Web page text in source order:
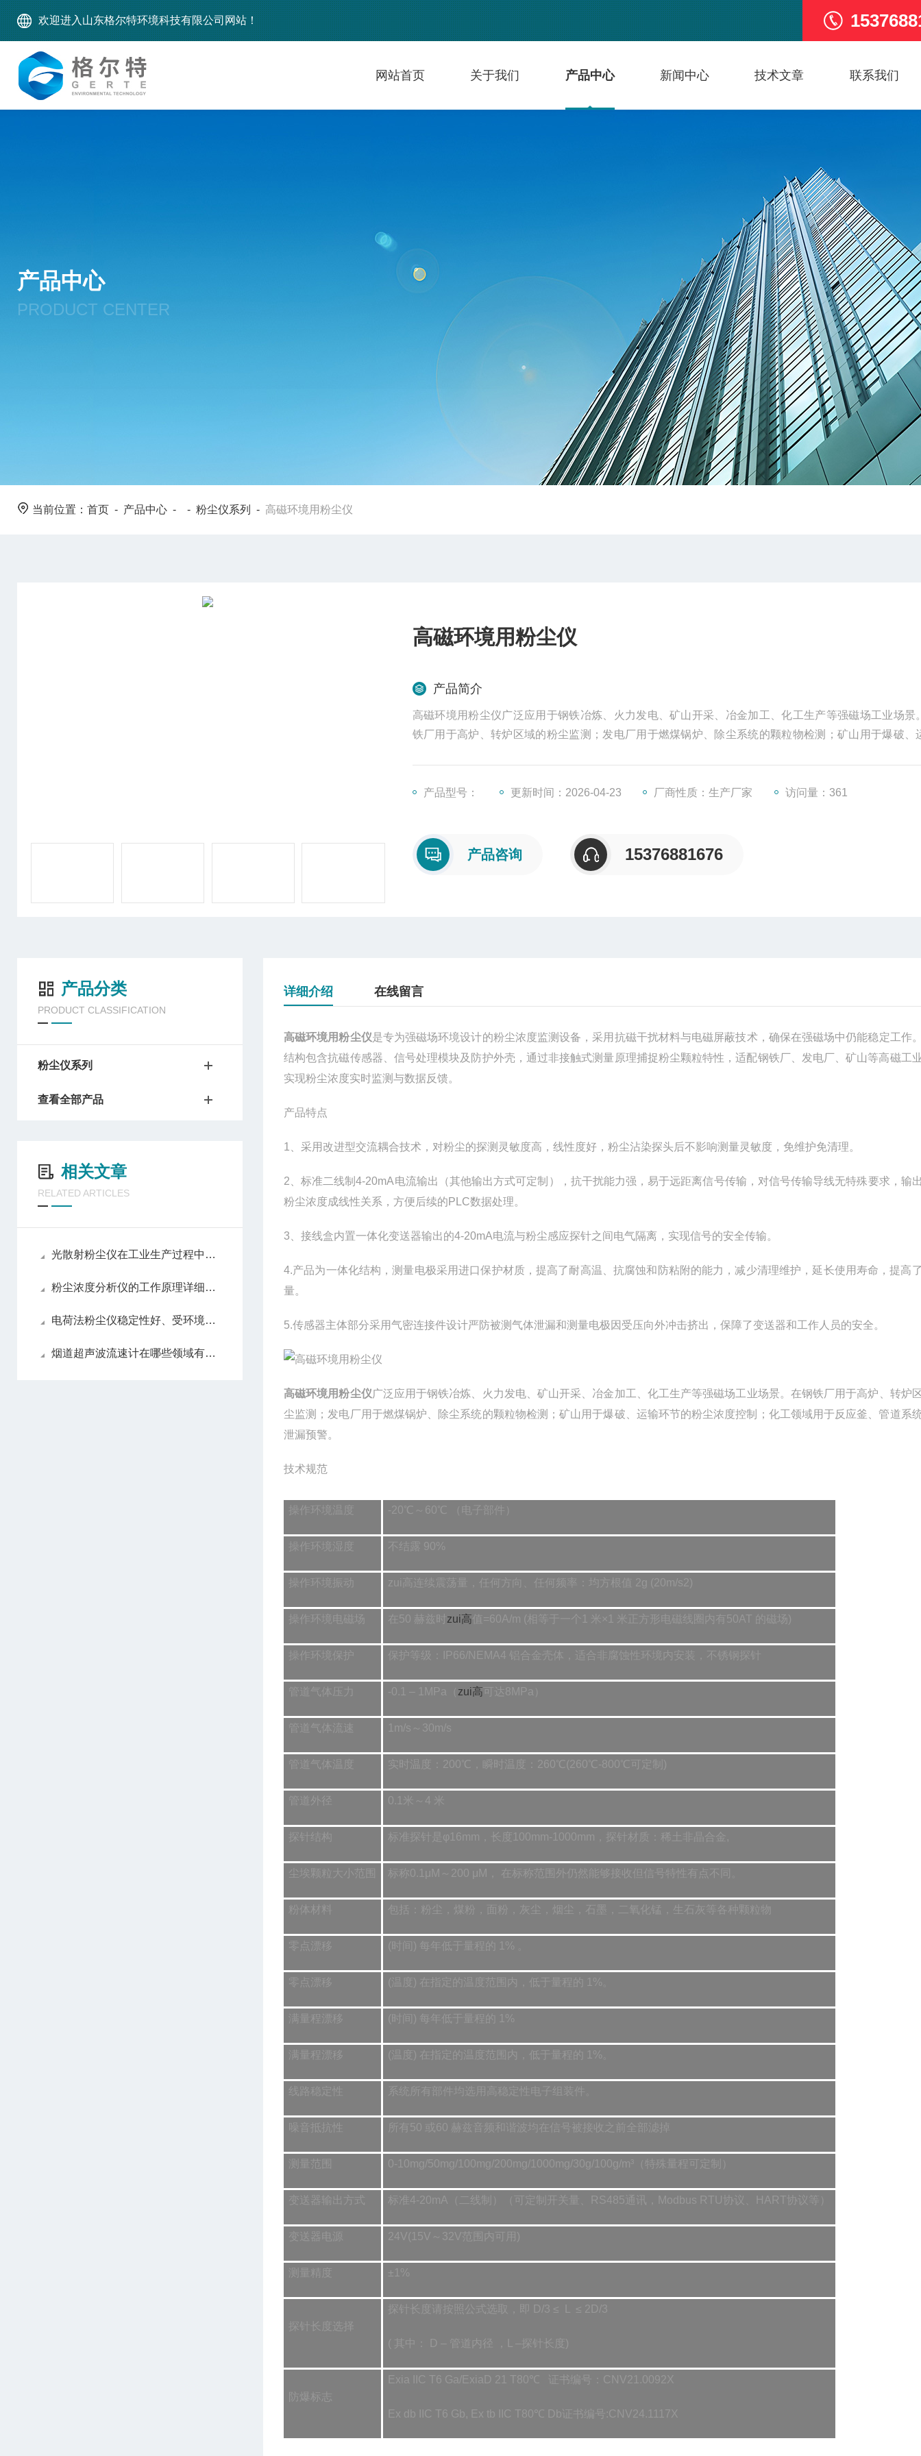
欢迎进入山东格尔特环境科技有限公司网站！
网站首页 关于我们 产品中心 新闻中心 技术文章 联系我们
产品中心
PRODUCT CENTER
当前位置： 首页 - 产品中心 - - 粉尘仪系列 - 高磁环境用粉尘仪
高磁环境用粉尘仪
产品简介
高磁环境用粉尘仪广泛应用于钢铁冶炼、火力发电、矿山开采、冶金加工、化工生产等强磁场工业场景
铁厂用于高炉、转炉区域的粉尘监测；发电厂用于燃煤锅炉、除尘系统的颗粒物检测；矿山用于爆破、
产品型号： 更新时间：2026-04-23 厂商性质：生产厂家 访问量：361
产品咨询 15376881676
产品分类
PRODUCT CLASSIFICATION
粉尘仪系列
查看全部产品
相关文章
RELATED ARTICLES
光散射粉尘仪在工业生产过程中的作用
粉尘浓度分析仪的工作原理详细分析
电荷法粉尘仪稳定性好、受环境因素影响小
烟道超声波流速计在哪些领域有应用前景
详细介绍 在线留言
高磁环境用粉尘仪是专为强磁场环境设计的粉尘浓度监测设备，采用抗磁干扰材料与电磁屏蔽技术，确保在强磁场中仍能稳定工作
结构包含抗磁传感器、信号处理模块及防护外壳，通过非接触式测量原理捕捉粉尘颗粒特性，适配钢铁厂、发电厂、矿山等高磁工
实现粉尘浓度实时监测与数据反馈。
产品特点
1、采用改进型交流耦合技术，对粉尘的探测灵敏度高，线性度好，粉尘沾染探头后不影响测量灵敏度，免维护免清理。
2、标准二线制4-20mA电流输出（其他输出方式可定制），抗干扰能力强，易于远距离信号传输，对信号传输导线无特殊要求，输
粉尘浓度成线性关系，方便后续的PLC数据处理。
3、接线盒内置一体化变送器输出的4-20mA电流与粉尘感应探针之间电气隔离，实现信号的安全传输。
4.产品为一体化结构，测量电极采用进口保护材质，提高了耐高温、抗腐蚀和防粘附的能力，减少清理维护，延长使用寿命，提高
量。
5.传感器主体部分采用气密连接件设计严防被测气体泄漏和测量电极因受压向外冲击挤出，保障了变送器和工作人员的安全。
高磁环境用粉尘仪广泛应用于钢铁冶炼、火力发电、矿山开采、冶金加工、化工生产等强磁场工业场景。在钢铁厂用于高炉、转炉
尘监测；发电厂用于燃煤锅炉、除尘系统的颗粒物检测；矿山用于爆破、运输环节的粉尘浓度控制；化工领域用于反应釜、管道系
泄漏预警。
技术规范
操作环境温度 -20℃～60℃ （电子部件）
操作环境湿度 不结露 90%
操作环境振动 zui高连续震荡量，任何方向、任何频率：均方根值 2g (20m/s2)
操作环境电磁场 在50 赫兹时 zui高值=60A/m (相等于一个1 米×1 米正方形电磁线圈内有50AT 的磁场)
操作环境保护 保护等级：IP66/NEMA4 铝合金壳体，适合非腐蚀性环境内安装，不锈钢探针
管道气体压力 -0.1 – 1MPa（ zui高 可达8MPa）
管道气体流速 1m/s～30m/s
管道气体温度 实时温度：200℃，瞬时温度：260℃(260℃-800℃可定制)
管道外径 0.1米～4 米
探针结构 标准探针是φ16mm，长度100mm-1000mm，探针材质：稀土非晶合金,
尘埃颗粒大小范围 标称0.1μM～200 μM， 在标称范围外仍然能够接收但信号特性有点不同。
粉体材料 包括：粉尘，煤粉，面粉，灰尘，烟尘，石墨，二氧化锰，生石灰等各种颗粒物
零点漂移 (时间) 每年低于量程的 1% 。
零点漂移 (温度) 在指定的温度范围内，低于量程的 1%。
满量程漂移 (时间) 每年低于量程的 1%
满量程漂移 (温度) 在指定的温度范围内，低于量程的 1%。
线路稳定性 系统所有部件均选用高稳定性电子组装件。
噪音抵抗性 所有50 或60 赫兹音频和谐波均在信号被接收之前全部滤掉
测量范围 0-10mg/50mg/100mg/200mg/1000mg/30g/100g/m³（特殊量程可定制）
变送器输出方式 标准4-20mA（二线制）（可定制开关量、RS485通讯，Modbus RTU协议、HART协议等）
变送器电源 24V(15V～32V范围内可用)
测量精度 ±1%
探针长度选择
探针长度请按照公式选取，即 D/3 ≤ L ≤ 2D/3
( 其中： D – 管道内径 ，L –探针长度)
防爆标志
Exia IIC T6 Ga/ExiaD 21 T80℃ 证书编号：CNV21.0092X
Ex db IIC T6 Gb, Ex tb IIC T80℃ Db证书编号:CNV24.1117X